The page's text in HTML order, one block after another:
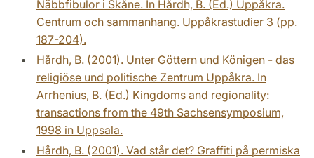
Näbbfibulor i Skåne. In Hårdh, B. (Ed.) Uppåkra.
Centrum och sammanhang. Uppåkrastudier 3 (pp.
187-204).
Hårdh, B. (2001). Unter Göttern und Königen - das
religiöse und politische Zentrum Uppåkra. In
Arrhenius, B. (Ed.) Kingdoms and regionality:
transactions from the 49th Sachsensymposium,
1998 in Uppsala.
Hårdh, B. (2001). Vad står det? Graffiti på permiska